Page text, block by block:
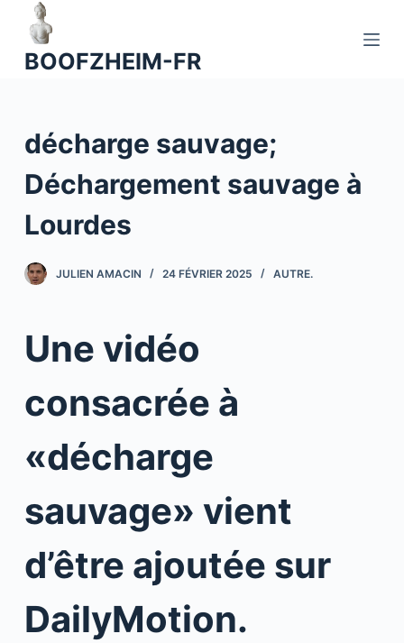
o
BOOFZHEIM-FR
décharge sauvage;
Déchargement sauvage à
Lourdes
JULIEN AMACIN 24 FÉVRIER 2025 AUTRE.
Une vidéo
consacrée à
«décharge
sauvage» vient
d’être ajoutée sur
DailyMotion.